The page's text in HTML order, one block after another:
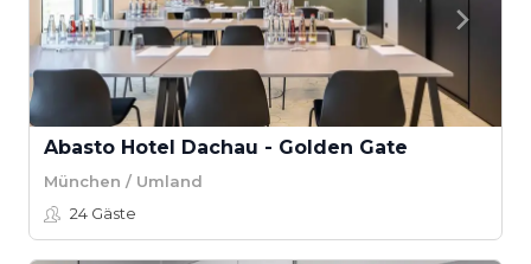
Abasto Hotel Dachau - Golden Gate
München / Umland
24 Gäste